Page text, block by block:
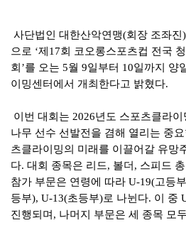
사단법인 대한산악연맹(회장 조좌진 )
으로 ‘제 17회 코오롱스포츠컵 전국
회 ’를 오는 5월 9일부터 10일까지 양
이밍센터에서 개최한다고 밝혔다.
이번 대회는 2026년도 스포츠클라
나무 선수 선발전을 겸해 열리는 중
츠클라이밍의 미래를 이끌어갈 유망
다. 대회 종목은 리드, 볼더 , 스피드 총
참가 부문은 연령에 따라 U-19(고등부
등부), U-13(초등부)로 나뉜다. 이 중
진행되며 , 나머지 부문은 세 종목 모